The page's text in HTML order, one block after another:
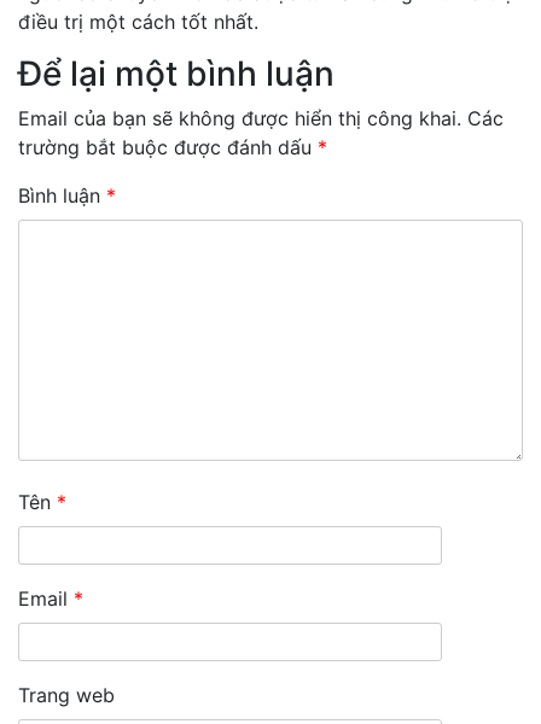
điều trị một cách tốt nhất.
Để lại một bình luận
Email của bạn sẽ không được hiển thị công khai. Các
trường bắt buộc được đánh dấu *
Bình luận *
Tên *
Email *
Trang web